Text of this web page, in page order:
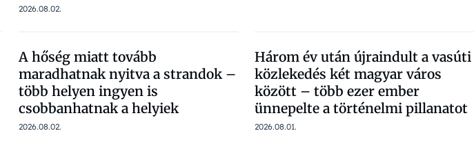
2026.08.02.
A hőség miatt tovább
maradhatnak nyitva a strandok –
több helyen ingyen is
csobbanhatnak a helyiek
2026.08.02.
Három év után újraindult a vasúti
közlekedés két magyar város
között – több ezer ember
ünnepelte a történelmi pillanatot
2026.08.01.